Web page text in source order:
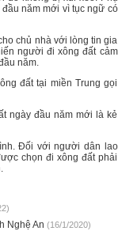
năm mới vì tục ngữ có
chủ nhà với lòng tin gia
người đi xông đất cảm
năm.
đất tại miền Trung gọi
ngày đầu năm mới là kẻ
Đối với người dân lao
chọn đi xông đất phải
Nghệ An (16/1/2020)